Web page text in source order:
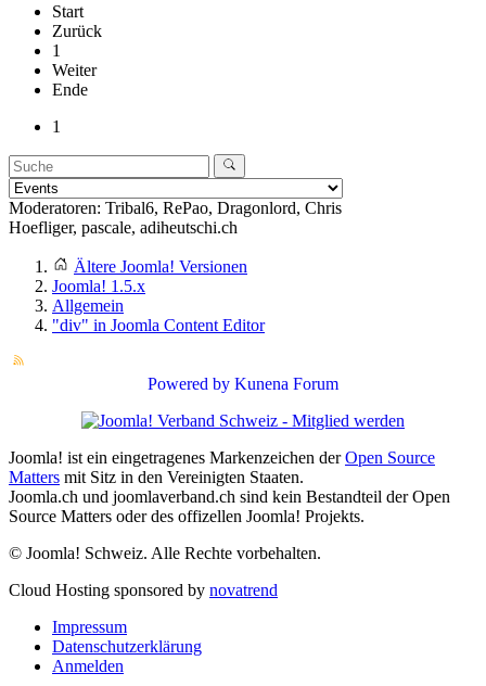
Start
Zurück
1
Weiter
Ende
1
Moderatoren: Tribal6, RePao, Dragonlord, Chris
Hoefliger, pascale, adiheutschi.ch
Ältere Joomla! Versionen
Joomla! 1.5.x
Allgemein
"div" in Joomla Content Editor
Powered by Kunena Forum
Joomla! ist ein eingetragenes Markenzeichen derOpen Source
Matters mit Sitz in den Vereinigten Staaten.
Joomla.ch und joomlaverband.ch sind kein Bestandteil der Open
Source Matters oder des offizellen Joomla! Projekts.
© Joomla! Schweiz. Alle Rechte vorbehalten.
Cloud Hosting sponsored by novatrend
Impressum
Datenschutzerklärung
Anmelden